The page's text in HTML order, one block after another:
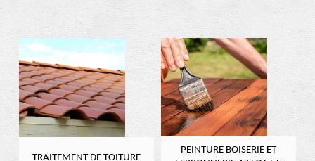
TRAITEMENT DE TOITURE
PEINTURE BOISERIE ET